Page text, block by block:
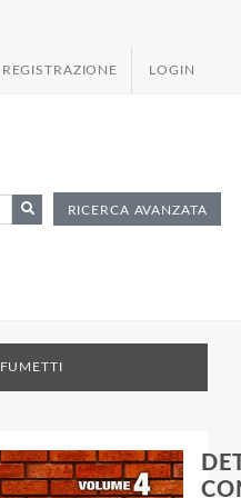
REGISTRAZIONE LOGIN
RICERCA AVANZATA
FUMETTI